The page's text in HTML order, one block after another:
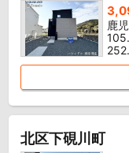
鹿
北区下硯川町